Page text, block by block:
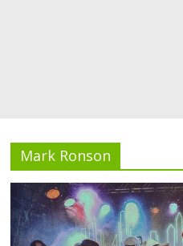
Mark Ronson